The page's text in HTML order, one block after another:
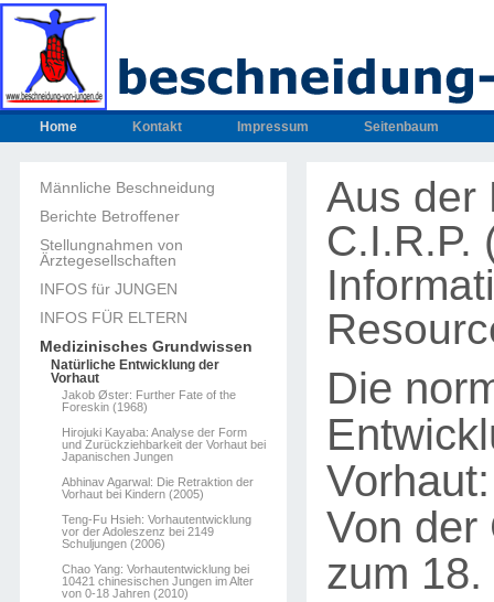
Home Kontakt Impressum Seitenbaum
Männliche Beschneidung
Berichte Betroffener
Stellungnahmen von
Ärztegesellschaften
INFOS für JUNGEN
INFOS FÜR ELTERN
Medizinisches Grundwissen
Natürliche Entwicklung der
Vorhaut
Jakob Øster: Further Fate of the
Foreskin (1968)
Hirojuki Kayaba: Analyse der Form
und Zurückziehbarkeit der Vorhaut bei
Japanischen Jungen
Abhinav Agarwal: Die Retraktion der
Vorhaut bei Kindern (2005)
Teng-Fu Hsieh: Vorhautentwicklung
vor der Adoleszenz bei 2149
Schuljungen (2006)
Chao Yang: Vorhautentwicklung bei
10421 chinesischen Jungen im Alter
von 0-18 Jahren (2010)
Aus der
C.I.R.P.
Die
Vorhaut:
Von der
zum